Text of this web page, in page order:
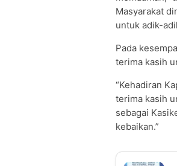
Masyarakat
untuk adik-
Pada
terima kasih
“Kehadiran
terima kasih
sebagai
kebaikan.”